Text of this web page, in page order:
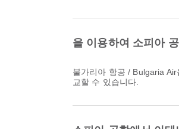
을 이용하여 소피아
불가리아 항공 / Bulgaria Air을 이용해 소피아 공항에서 아테네 국제공항로 가는 가장 늦은 항공편은 21:20에 출발합니다. Airpaz에서 해당 일정과 다른 이용 가능한 항공편을 비
교할 수 있습니다.